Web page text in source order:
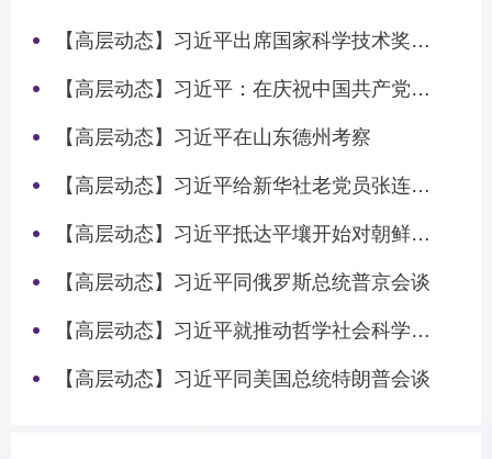
【高层动态】习近平出席国家科学技术奖励大会两院院士大会中国科协第十一次全国代表大会并发表重要讲话
【高层动态】习近平：在庆祝中国共产党成立105周年大会上的讲话
【高层动态】习近平在山东德州考察
【高层动态】习近平给新华社老党员张连生回信强调 传承红色基因 在新征程上书写优异答卷
【高层动态】习近平抵达平壤开始对朝鲜进行国事访问
【高层动态】习近平同俄罗斯总统普京会谈
【高层动态】习近平就推动哲学社会科学高质量发展作出重要指示
【高层动态】习近平同美国总统特朗普会谈